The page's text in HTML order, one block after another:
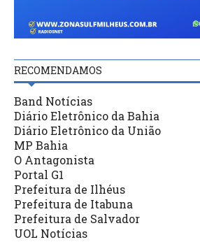
RECOMENDAMOS
Band Notícias
Diário Eletrônico da Bahia
Diário Eletrônico da União
MP Bahia
O Antagonista
Portal G1
Prefeitura de Ilhéus
Prefeitura de Itabuna
Prefeitura de Salvador
UOL Notícias